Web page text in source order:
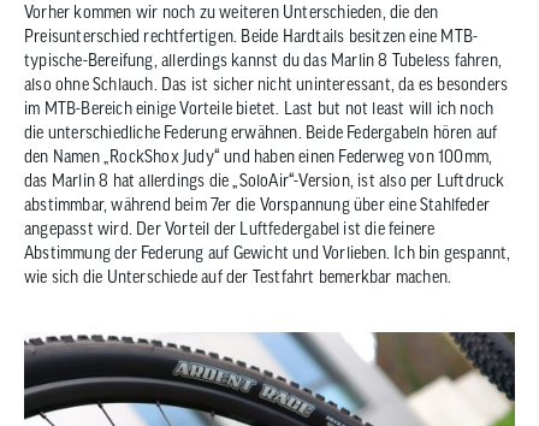
Vorher kommen wir noch zu weiteren Unterschieden, die den
Preisunterschied rechtfertigen. Beide Hardtails besitzen eine MTB-
typische-Bereifung, allerdings kannst du das Marlin 8 Tubeless fahren,
also ohne Schlauch. Das ist sicher nicht uninteressant, da es besonders
im MTB-Bereich einige Vorteile bietet. Last but not least will ich noch
die unterschiedliche Federung erwähnen. Beide Federgabeln hören auf
den Namen „RockShox Judy“ und haben einen Federweg von 100mm,
das Marlin 8 hat allerdings die „SoloAir“-Version, ist also per Luftdruck
abstimmbar, während beim 7er die Vorspannung über eine Stahlfeder
angepasst wird. Der Vorteil der Luftfedergabel ist die feinere
Abstimmung der Federung auf Gewicht und Vorlieben. Ich bin gespannt,
wie sich die Unterschiede auf der Testfahrt bemerkbar machen.